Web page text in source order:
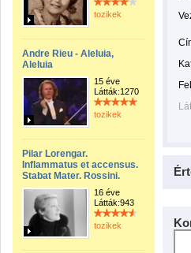
tozikek
Andre Rieu - Aleluia,
Aleluia
15 éve
Látták:1270
tozikek
Pilar Lorengar.
Inflammatus et accensus.
Stabat Mater. Rossini.
16 éve
Látták:943
tozikek